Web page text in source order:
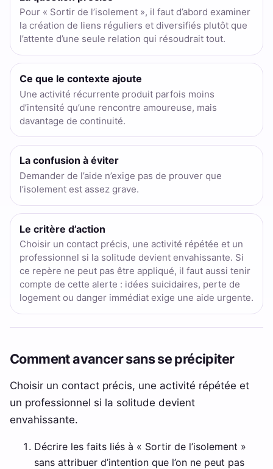
Pour « Sortir de l’isolement », il faut d’abord examiner
la création de liens réguliers et diversifiés plutôt que
l’attente d’une seule relation qui résoudrait tout.
Ce que le contexte ajoute
Une activité récurrente produit parfois moins
d’intensité qu’une rencontre amoureuse, mais
davantage de continuité.
La confusion à éviter
Demander de l’aide n’exige pas de prouver que
l’isolement est assez grave.
Le critère d’action
Choisir un contact précis, une activité répétée et un
professionnel si la solitude devient envahissante. Si
ce repère ne peut pas être appliqué, il faut aussi tenir
compte de cette alerte : idées suicidaires, perte de
logement ou danger immédiat exige une aide urgente.
Comment avancer sans se précipiter
Choisir un contact précis, une activité répétée et
un professionnel si la solitude devient
envahissante.
Décrire les faits liés à « Sortir de l’isolement »
sans attribuer d’intention que l’on ne peut pas